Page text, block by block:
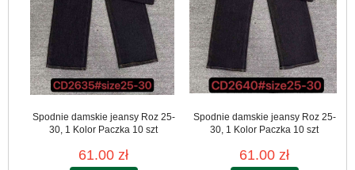
Spodnie damskie jeansy Roz 25-
30, 1 Kolor Paczka 10 szt
61.00 zł
Spodnie damskie jeansy Roz 25-
30, 1 Kolor Paczka 10 szt
61.00 zł